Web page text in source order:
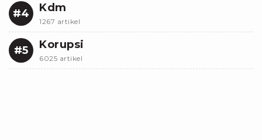
#4 Kdm
1267 artikel
#5 Korupsi
6025 artikel